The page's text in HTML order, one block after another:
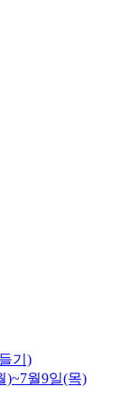
기)
)~7월9일(목)